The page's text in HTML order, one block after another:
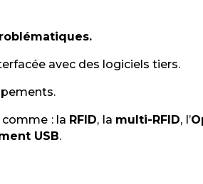
avec des logiciels tiers.
: la RFID, la multi-RFID, l’
USB.